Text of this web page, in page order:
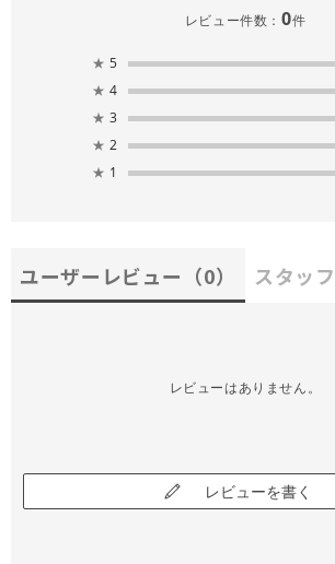
レビュー件数： 0件
★ 5
★ 4
★ 3
★ 2
★ 1
ユーザーレビュー （0） スタッ
レビューはありません。
レビューを書く